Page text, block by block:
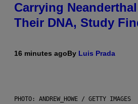
Carrying
Their DNA, Study
16 minutes agoBy Luis Prada
PHOTO: ANDREW_HOWE / GETTY IMAGES